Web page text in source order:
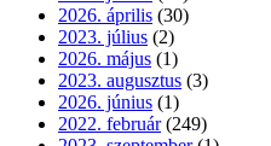
2026. április (30)
2023. július (2)
2026. május (1)
2023. augusztus (3)
2026. június (1)
2022. február (249)